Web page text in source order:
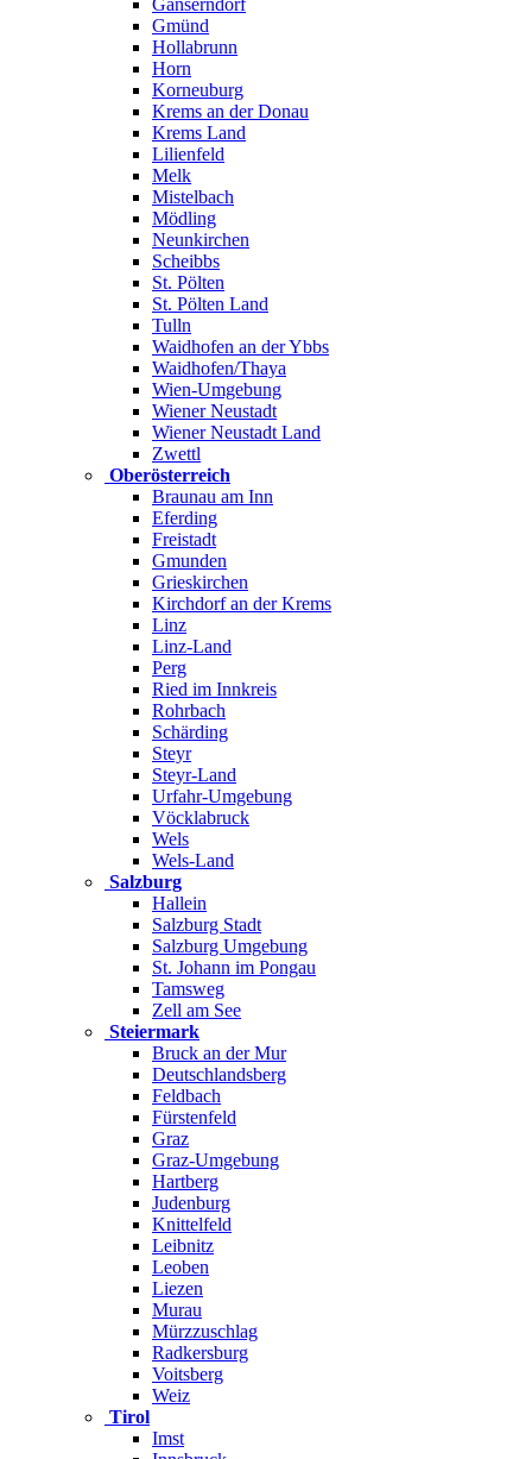
Gänserndorf
Gmünd
Hollabrunn
Horn
Korneuburg
Krems an der Donau
Krems Land
Lilienfeld
Melk
Mistelbach
Mödling
Neunkirchen
Scheibbs
St. Pölten
St. Pölten Land
Tulln
Waidhofen an der Ybbs
Waidhofen/Thaya
Wien-Umgebung
Wiener Neustadt
Wiener Neustadt Land
Zwettl
Oberösterreich
Braunau am Inn
Eferding
Freistadt
Gmunden
Grieskirchen
Kirchdorf an der Krems
Linz
Linz-Land
Perg
Ried im Innkreis
Rohrbach
Schärding
Steyr
Steyr-Land
Urfahr-Umgebung
Vöcklabruck
Wels
Wels-Land
Salzburg
Hallein
Salzburg Stadt
Salzburg Umgebung
St. Johann im Pongau
Tamsweg
Zell am See
Steiermark
Bruck an der Mur
Deutschlandsberg
Feldbach
Fürstenfeld
Graz
Graz-Umgebung
Hartberg
Judenburg
Knittelfeld
Leibnitz
Leoben
Liezen
Murau
Mürzzuschlag
Radkersburg
Voitsberg
Weiz
Tirol
Imst